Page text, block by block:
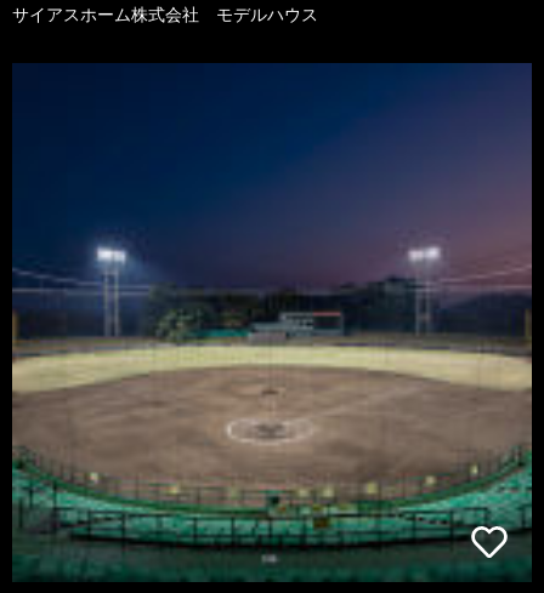
サイアスホーム株式会社 モデルハウス